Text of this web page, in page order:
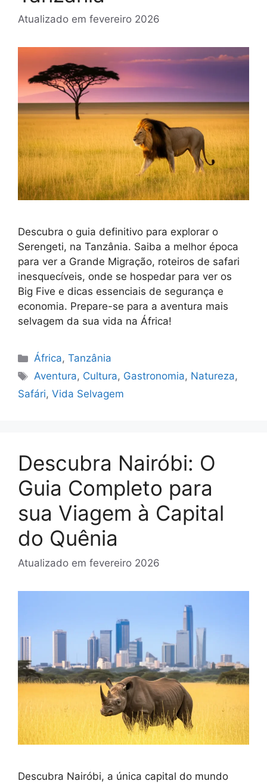
Atualizado em fevereiro 2026
Descubra o guia definitivo para explorar o
Serengeti, na Tanzânia. Saiba a melhor época
para ver a Grande Migração, roteiros de safari
inesquecíveis, onde se hospedar para ver os
Big Five e dicas essenciais de segurança e
economia. Prepare-se para a aventura mais
selvagem da sua vida na África!
Categorias
África,Tanzânia
Tags
Aventura, Cultura, Gastronomia, Natureza,
Safári, Vida Selvagem
Descubra Nairóbi: O
Guia Completo para
sua Viagem à Capital
do Quênia
Atualizado em fevereiro 2026
Descubra Nairóbi, a única capital do mundo